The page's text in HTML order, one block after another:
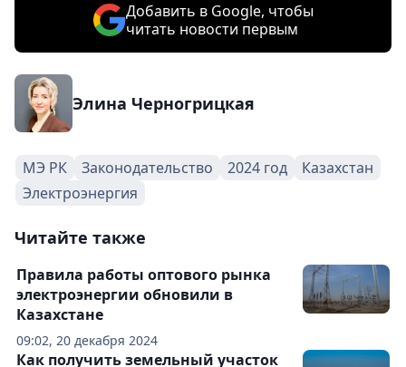
Добавить в Google, чтобы
читать новости первым
Элина Черногрицкая
МЭ РК Законодательство 2024 год
Казахстан
Электроэнергия
Читайте также
09:02, 20 декабря 2024
Правила работы оптового рынка
электроэнергии обновили в
Казахстане
Как получить земельный участок